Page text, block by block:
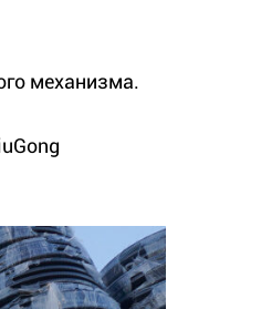
механизма.